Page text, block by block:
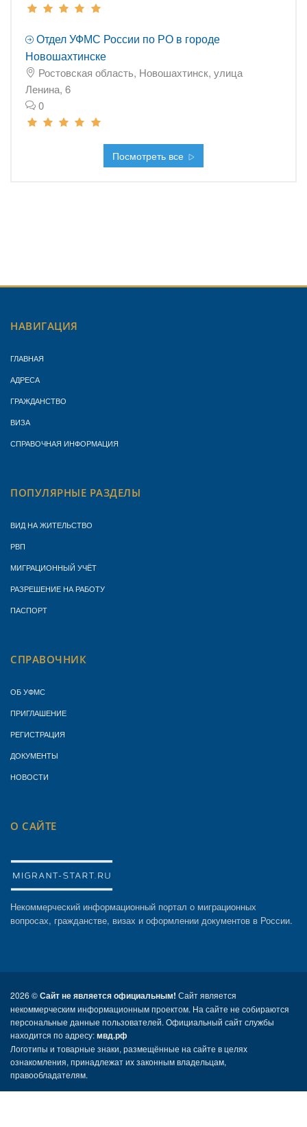
Отдел УФМС России по РО в городе
Новошахтинске
Ростовская область, Новошахтинск, улица
Ленина, 6
0
Посмотреть все
НАВИГАЦИЯ
ГЛАВНАЯ
АДРЕСА
ГРАЖДАНСТВО
ВИЗА
СПРАВОЧНАЯ ИНФОРМАЦИЯ
ПОПУЛЯРНЫЕ РАЗДЕЛЫ
ВИД НА ЖИТЕЛЬСТВО
РВП
МИГРАЦИОННЫЙ УЧЁТ
РАЗРЕШЕНИЕ НА РАБОТУ
ПАСПОРТ
СПРАВОЧНИК
ОБ УФМС
ПРИГЛАШЕНИЕ
РЕГИСТРАЦИЯ
ДОКУМЕНТЫ
НОВОСТИ
О САЙТЕ
Некоммерческий информационный портал о миграционных
вопросах, гражданстве, визах и оформлении документов в России.
2026 ©Сайт не является официальным! Сайт является
некоммерческим информационным проектом. На сайте не собираются
персональные данные пользователей. Официальный сайт службы
находится по адресу:мвд.рф
Логотипы и товарные знаки, размещённые на сайте в целях
ознакомления, принадлежат их законным владельцам,
правообладателям.